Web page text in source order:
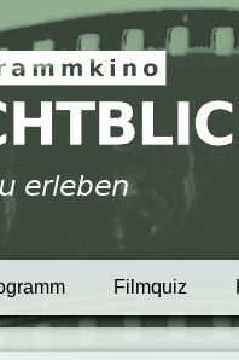
Filmquiz